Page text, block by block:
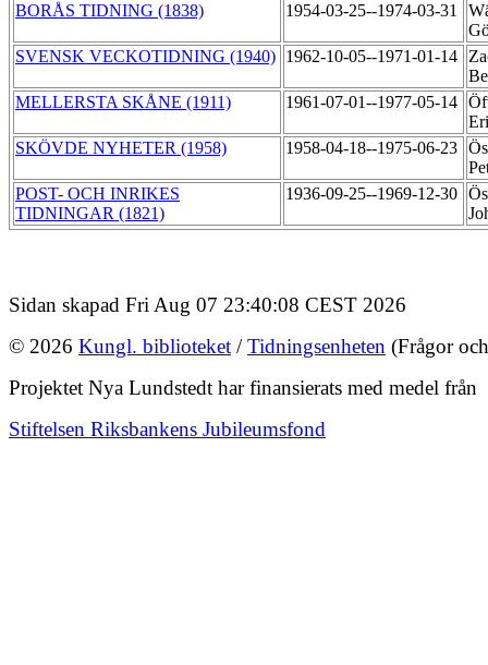
BORÅS TIDNING (1838)
1954-03-25--1974-03-31
SVENSK VECKOTIDNING (1940) 1962-10-05--1971-01-14
MELLERSTA SKÅNE (1911)
1961-07-01--1977-05-14
SKÖVDE NYHETER (1958)
1958-04-18--1975-06-23
POST- OCH INRIKES
TIDNINGAR (1821)
1936-09-25--1969-12-30
Sidan skapad Fri Aug 07 23:40:08 CEST 2026
© 2026 Kungl. biblioteket /Tidningsenheten (Frågor
Projektet Nya Lundstedt har finansierats med medel från
Stiftelsen Riksbankens Jubileumsfond